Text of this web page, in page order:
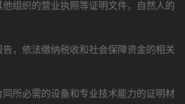
他组织的营业执照等证明文件，自然人的
告，依法缴纳税收和社会保障资金的相关
同所必需的设备和专业技术能力的证明材